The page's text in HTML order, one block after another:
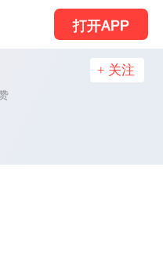
打开APP
+ 关注